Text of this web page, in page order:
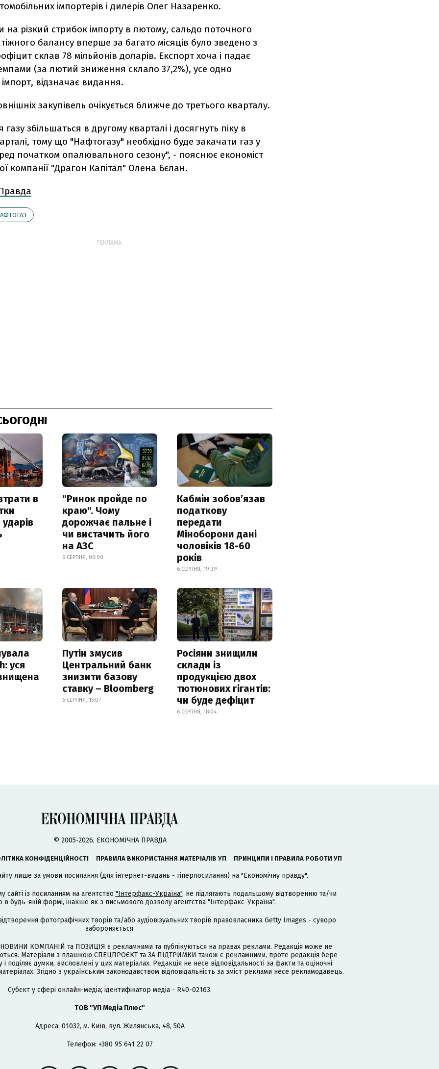
імпортерів і дилерів Олег Назаренко.
різкий стрибок імпорту в лютому, сальдо поточного
балансу вперше за багато місяців було зведено з
склав 78 мільйонів доларів. Експорт хоча і падає
(за лютий зниження склало 37,2%), усе одно
відзначає видання.
закупівель очікується ближче до третього кварталу.
збільшаться в другому кварталі і досягнуть піку в
тому що "Нафтогазу" необхідно буде закачати газ у
початком опалювального сезону", - пояснює економіст
компанії "Драгон Капітал" Олена Бєлан.
РЕКЛАМА:
в
"Ринок пройде по
краю". Чому
дорожчає пальне і
чи вистачить його
на АЗС
6 СЕРПНЯ, 06:00
Кабмін зобовʼязав
податкову
передати
Міноборони дані
чоловіків 18-60
років
6 СЕРПНЯ, 19:39
уся
Путін змусив
Центральний банк
знизити базову
ставку – Bloomberg
6 СЕРПНЯ, 15:07
Росіяни знищили
склади із
продукцією двох
тютюнових гігантів:
чи буде дефіцит
6 СЕРПНЯ, 18:04
© 2005-2026, ЕКОНОМІЧНА ПРАВДА
КОНФІДЕНЦІЙНОСТІ ПРАВИЛА ВИКОРИСТАННЯ МАТЕРІАЛІВ УП ПРИНЦИПИ І ПРАВИЛА РОБОТИ УП
лише за умови посилання (для інтернет-видань - гіперпосилання) на "Економічну правду".
сайті із посиланням на агентство "Інтерфакс-Україна", не підлягають подальшому відтворенню та/чи
будь-якій формі, інакше як з письмового дозволу агентства "Інтерфакс-Україна".
фотографічних творів та/або аудіовізуальних творів правовласника Getty Images - суворо
забороняється.
НОВИНИ КОМПАНІЙ та ПОЗИЦІЯ є рекламними та публікуються на правах реклами. Редакція може не
Матеріали з плашкою СПЕЦПРОЄКТ та ЗА ПІДТРИМКИ також є рекламними, проте редакція бере
поділяє думки, висловлені у цих матеріалах. Редакція не несе відповідальності за факти та оціночні
Згідно з українським законодавством відповідальність за зміст реклами несе рекламодавець.
Cубєкт у сфері онлайн-медіа; ідентифікатор медіа - R40-02163.
ТОВ "УП Медіа Плюс"
Адреса: 01032, м. Київ, вул. Жилянська, 48, 50А
Телефон: +380 95 641 22 07